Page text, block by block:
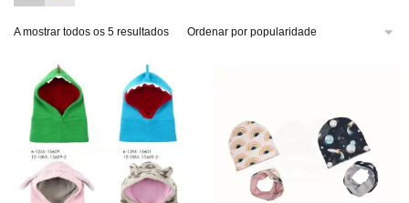
A mostrar todos os 5 resultados